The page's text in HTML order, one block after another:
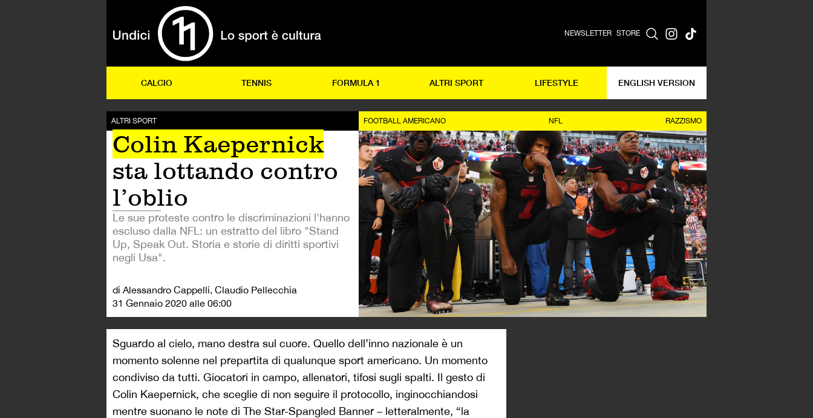
NEWSLETTER STORE
CALCIO TENNIS FORMULA 1 ALTRI SPORT LIFESTYLE ENGLISH VERSION
ALTRI SPORT
Colin Kaepernick
sta lottando contro
l’oblio
Le sue proteste contro le discriminazioni l'hanno
escluso dalla NFL: un estratto del libro "Stand
Up, Speak Out. Storia e storie di diritti sportivi
negli Usa".
di Alessandro Cappelli, Claudio Pellecchia
31 Gennaio 2020 alle 06:00
FOOTBALL AMERICANO NFL RAZZISMO
Sguardo al cielo, mano destra sul cuore. Quello dell’inno nazionale è un
momento solenne nel prepartita di qualunque sport americano. Un momento
condiviso da tutti. Giocatori in campo, allenatori, tifosi sugli spalti. Il gesto di
Colin Kaepernick, che sceglie di non seguire il protocollo, inginocchiandosi
mentre suonano le note di The Star-Spangled Banner – letteralmente, “la